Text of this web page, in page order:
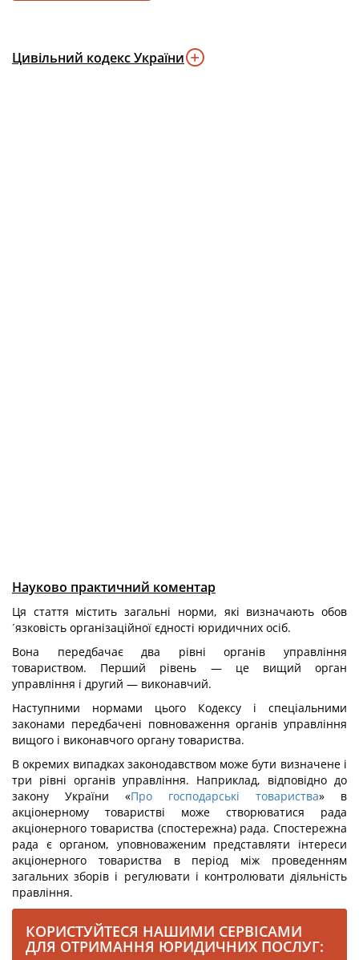
Цивільний кодекс України
Науково практичний коментар
Ця стаття містить загальні норми, які визначають обов
´язковість організаційної єдності юридичних осіб.
Вона передбачає два рівні органів управління
товариством. Перший рівень — це вищий орган
управління і другий — виконавчий.
Наступними нормами цього Кодексу і спеціальними
законами передбачені повноваження органів управління
вищого і виконавчого органу товариства.
В окремих випадках законодавством може бути визначене і
три рівні органів управління. Наприклад, відповідно до
закону України «Про господарські товариства» в
акціонерному товаристві може створюватися рада
акціонерного товариства (спостережна) рада. Спостережна
рада є органом, уповноваженим представляти інтереси
акціонерного товариства в період між проведенням
загальних зборів і регулювати і контролювати діяльність
правління.
КОРИСТУЙТЕСЯ НАШИМИ СЕРВІСАМИ
ДЛЯ ОТРИМАННЯ ЮРИДИЧНИХ ПОСЛУГ: